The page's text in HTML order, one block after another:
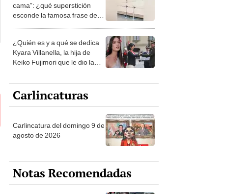
cama”: ¿qué superstición
esconde la famosa frase de
¿Quién es y a qué se dedica
Kyara Villanella, la hija de
Keiko Fujimori que le dio la
Carlincaturas
Carlincatura del domingo 9 de
agosto de 2026
Notas Recomendadas